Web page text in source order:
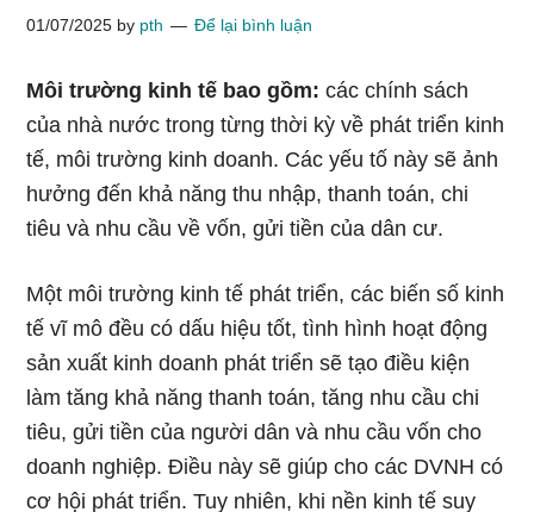
01/07/2025 by pth Để lại bình luận
Môi trường kinh tế bao gồm: các chính sách
của nhà nước trong từng thời kỳ về phát triển kinh
tế, môi trường kinh doanh. Các yếu tố này sẽ ảnh
hưởng đến khả năng thu nhập, thanh toán, chi
tiêu và nhu cầu về vốn, gửi tiền của dân cư.
Một môi trường kinh tế phát triển, các biến số kinh
tế vĩ mô đều có dấu hiệu tốt, tình hình hoạt động
sản xuất kinh doanh phát triển sẽ tạo điều kiện
làm tăng khả năng thanh toán, tăng nhu cầu chi
tiêu, gửi tiền của người dân và nhu cầu vốn cho
doanh nghiệp. Điều này sẽ giúp cho các DVNH có
cơ hội phát triển. Tuy nhiên, khi nền kinh tế suy